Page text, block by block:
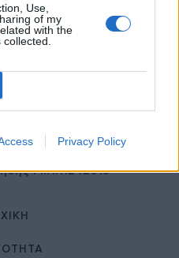
Use,
of my
with the
Privacy Policy
rights reserved.
Μ.Η.Τ.242013